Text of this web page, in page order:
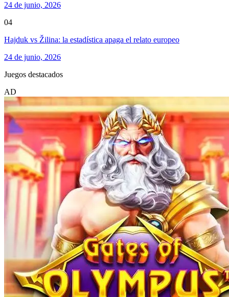
24 de junio, 2026
04
Hajduk vs Žilina: la estadística apaga el relato europeo
24 de junio, 2026
Juegos destacados
AD